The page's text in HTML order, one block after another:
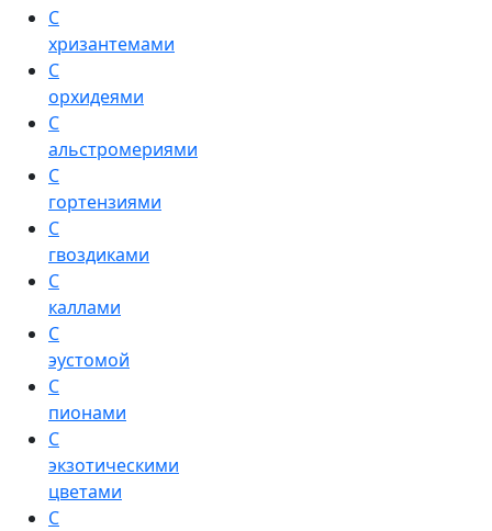
С
хризантемами
С
орхидеями
С
альстромериями
С
гортензиями
С
гвоздиками
С
каллами
С
эустомой
С
пионами
С
экзотическими
цветами
С